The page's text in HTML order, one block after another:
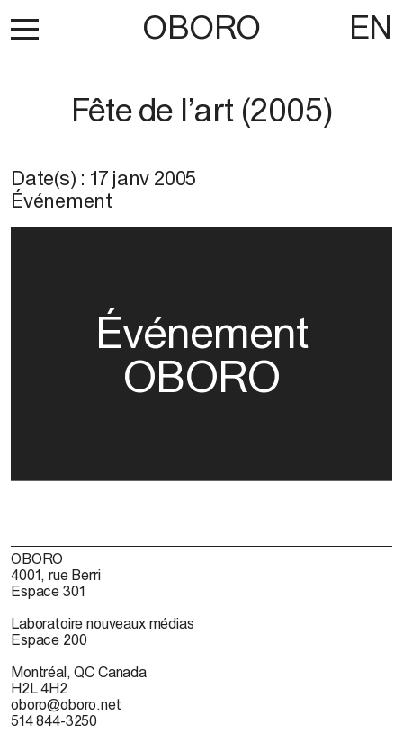
OBORO EN
Fête de l’art (2005)
Date(s) : 17 janv 2005
Événement
Événement
OBORO
OBORO
4001, rue Berri
Espace 301
Laboratoire nouveaux médias
Espace 200
Montréal, QC Canada
H2L 4H2
oboro@oboro.net
514 844-3250